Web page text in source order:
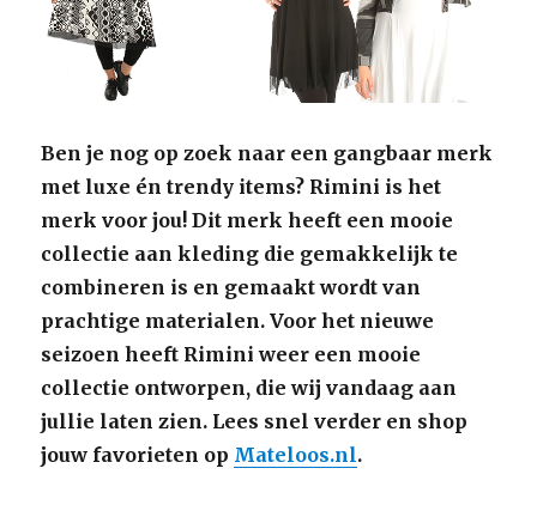
Ben je nog op zoek naar een gangbaar merk
met luxe én trendy items? Rimini is het
merk voor jou! Dit merk heeft een mooie
collectie aan kleding die gemakkelijk te
combineren is en gemaakt wordt van
prachtige materialen. Voor het nieuwe
seizoen heeft Rimini weer een mooie
collectie ontworpen, die wij vandaag aan
jullie laten zien. Lees snel verder en shop
jouw favorieten op Mateloos.nl.